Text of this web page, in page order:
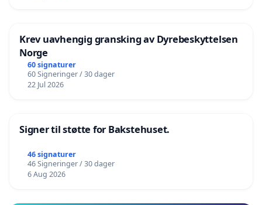
Krev uavhengig gransking av Dyrebeskyttelsen
Norge
60 signaturer
60 Signeringer / 30 dager
22 Jul 2026
Signer til støtte for Bakstehuset.
46 signaturer
46 Signeringer / 30 dager
6 Aug 2026